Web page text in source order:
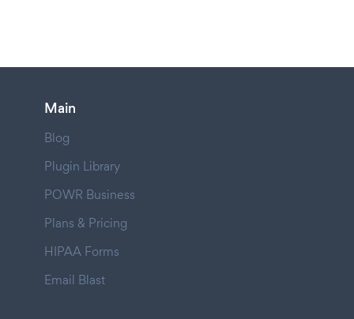
Main
Blog
Plugin Library
POWR Business
Plans & Pricing
HIPAA Forms
Email Blast